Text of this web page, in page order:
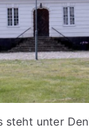
steht unter